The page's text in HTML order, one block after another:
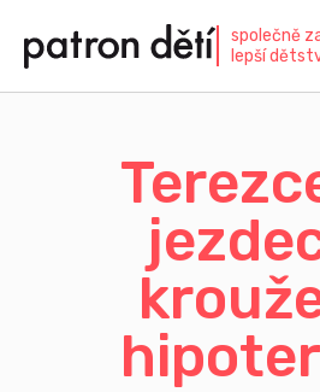
hlavnímu
obsahu
společně
lepší